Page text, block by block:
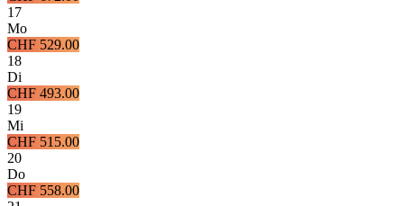
17
Mo
CHF 529.00
18
Di
CHF 493.00
19
Mi
CHF 515.00
20
Do
CHF 558.00